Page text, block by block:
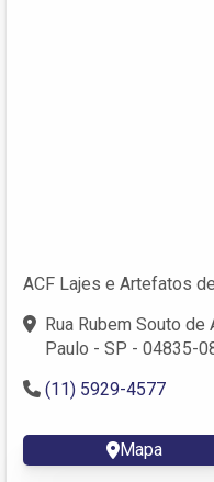
ACF Lajes e Artefatos
Rua Rubem Souto de
Paulo - SP - 04835-
(11) 5929-4577
Mapa